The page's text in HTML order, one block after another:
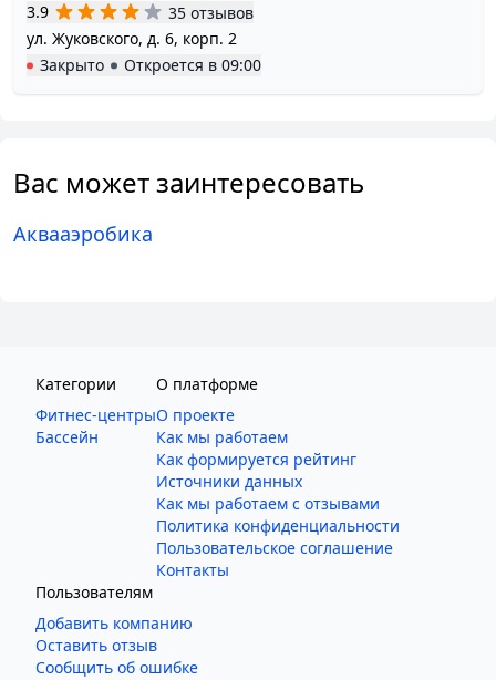
3.9
35 отзывов
ул. Жуковского, д. 6, корп. 2
Закрыто
Откроется в 09:00
Вас может заинтересовать
Аквааэробика
Категории
Фитнес-центры
Бассейн
О платформе
О проекте
Как мы работаем
Как формируется рейтинг
Источники данных
Как мы работаем с отзывами
Политика конфиденциальности
Пользовательское соглашение
Контакты
Пользователям
Добавить компанию
Оставить отзыв
Сообщить об ошибке